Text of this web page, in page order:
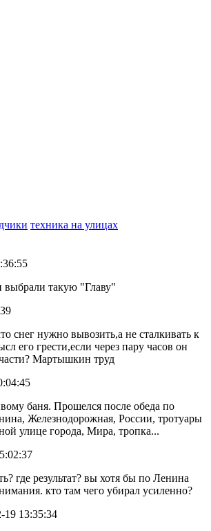
техника на улицах
выбрали такую "Главу"
снег нужно вывозить,а не сталкивать к
его грести,если через пару часов он
Мартышкин труд
баня. Прошелся после обеда по
Железнодорожная, России, тротуары
улице города, Мира, тропка...
где результат? вы хотя бы по Ленина
кто там чего убирал усиленно?
19 13:35:34